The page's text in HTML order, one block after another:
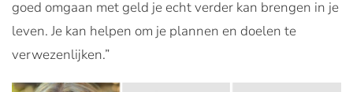
goed omgaan met geld je echt verder kan brengen in je
leven. Je kan helpen om je plannen en doelen te
verwezenlijken.”